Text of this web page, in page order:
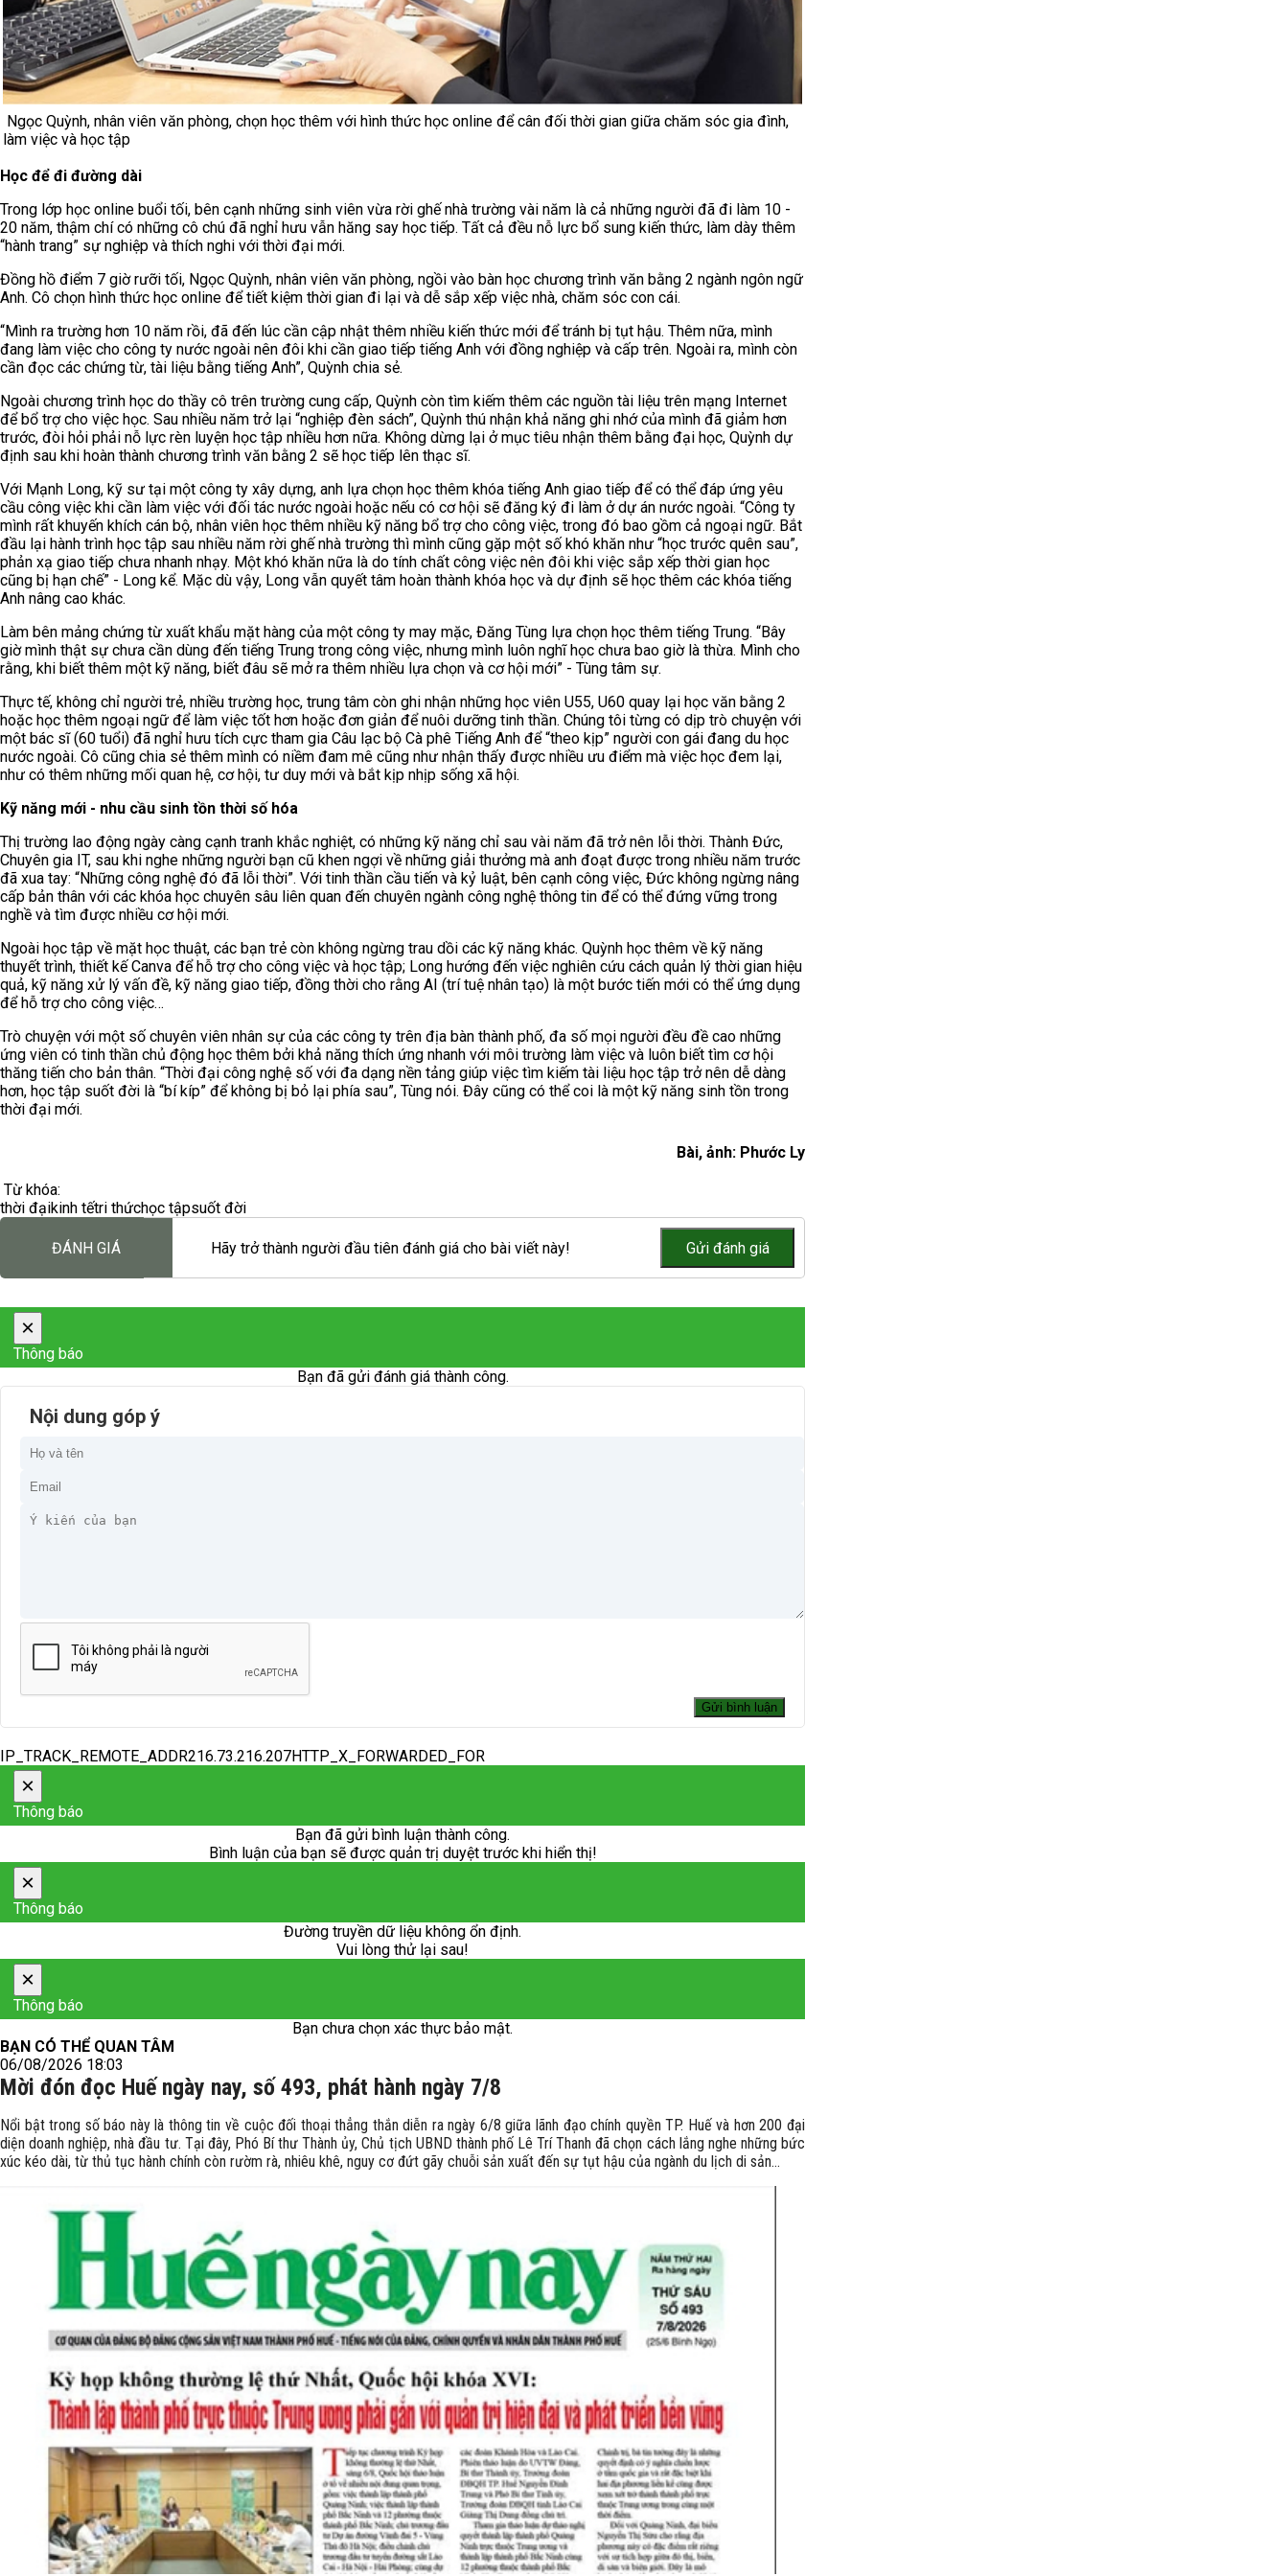
Ngọc Quỳnh, nhân viên văn phòng, chọn học thêm với hình thức học online để cân đối thời gian giữa chăm sóc gia đình,
làm việc và học tập
Học để đi đường dài
Trong lớp học online buổi tối, bên cạnh những sinh viên vừa rời ghế nhà trường vài năm là cả những người đã đi làm 10 -
20 năm, thậm chí có những cô chú đã nghỉ hưu vẫn hăng say học tiếp. Tất cả đều nỗ lực bổ sung kiến thức, làm dày thêm
“hành trang” sự nghiệp và thích nghi với thời đại mới.
Đồng hồ điểm 7 giờ rưỡi tối, Ngọc Quỳnh, nhân viên văn phòng, ngồi vào bàn học chương trình văn bằng 2 ngành ngôn ngữ
Anh. Cô chọn hình thức học online để tiết kiệm thời gian đi lại và dễ sắp xếp việc nhà, chăm sóc con cái.
“Mình ra trường hơn 10 năm rồi, đã đến lúc cần cập nhật thêm nhiều kiến thức mới để tránh bị tụt hậu. Thêm nữa, mình
đang làm việc cho công ty nước ngoài nên đôi khi cần giao tiếp tiếng Anh với đồng nghiệp và cấp trên. Ngoài ra, mình còn
cần đọc các chứng từ, tài liệu bằng tiếng Anh”, Quỳnh chia sẻ.
Ngoài chương trình học do thầy cô trên trường cung cấp, Quỳnh còn tìm kiếm thêm các nguồn tài liệu trên mạng Internet
để bổ trợ cho việc học. Sau nhiều năm trở lại “nghiệp đèn sách”, Quỳnh thú nhận khả năng ghi nhớ của mình đã giảm hơn
trước, đòi hỏi phải nỗ lực rèn luyện học tập nhiều hơn nữa. Không dừng lại ở mục tiêu nhận thêm bằng đại học, Quỳnh dự
định sau khi hoàn thành chương trình văn bằng 2 sẽ học tiếp lên thạc sĩ.
Với Mạnh Long, kỹ sư tại một công ty xây dựng, anh lựa chọn học thêm khóa tiếng Anh giao tiếp để có thể đáp ứng yêu
cầu công việc khi cần làm việc với đối tác nước ngoài hoặc nếu có cơ hội sẽ đăng ký đi làm ở dự án nước ngoài. “Công ty
mình rất khuyến khích cán bộ, nhân viên học thêm nhiều kỹ năng bổ trợ cho công việc, trong đó bao gồm cả ngoại ngữ. Bắt
đầu lại hành trình học tập sau nhiều năm rời ghế nhà trường thì mình cũng gặp một số khó khăn như “học trước quên sau”,
phản xạ giao tiếp chưa nhanh nhạy. Một khó khăn nữa là do tính chất công việc nên đôi khi việc sắp xếp thời gian học
cũng bị hạn chế” - Long kể. Mặc dù vậy, Long vẫn quyết tâm hoàn thành khóa học và dự định sẽ học thêm các khóa tiếng
Anh nâng cao khác.
Làm bên mảng chứng từ xuất khẩu mặt hàng của một công ty may mặc, Đăng Tùng lựa chọn học thêm tiếng Trung. “Bây
giờ mình thật sự chưa cần dùng đến tiếng Trung trong công việc, nhưng mình luôn nghĩ học chưa bao giờ là thừa. Mình cho
rằng, khi biết thêm một kỹ năng, biết đâu sẽ mở ra thêm nhiều lựa chọn và cơ hội mới” - Tùng tâm sự.
Thực tế, không chỉ người trẻ, nhiều trường học, trung tâm còn ghi nhận những học viên U55, U60 quay lại học văn bằng 2
hoặc học thêm ngoại ngữ để làm việc tốt hơn hoặc đơn giản để nuôi dưỡng tinh thần. Chúng tôi từng có dịp trò chuyện với
một bác sĩ (60 tuổi) đã nghỉ hưu tích cực tham gia Câu lạc bộ Cà phê Tiếng Anh để “theo kịp” người con gái đang du học
nước ngoài. Cô cũng chia sẻ thêm mình có niềm đam mê cũng như nhận thấy được nhiều ưu điểm mà việc học đem lại,
như có thêm những mối quan hệ, cơ hội, tư duy mới và bắt kịp nhịp sống xã hội.
Kỹ năng mới - nhu cầu sinh tồn thời số hóa
Thị trường lao động ngày càng cạnh tranh khắc nghiệt, có những kỹ năng chỉ sau vài năm đã trở nên lỗi thời. Thành Đức,
Chuyên gia IT, sau khi nghe những người bạn cũ khen ngợi về những giải thưởng mà anh đoạt được trong nhiều năm trước
đã xua tay: “Những công nghệ đó đã lỗi thời”. Với tinh thần cầu tiến và kỷ luật, bên cạnh công việc, Đức không ngừng nâng
cấp bản thân với các khóa học chuyên sâu liên quan đến chuyên ngành công nghệ thông tin để có thể đứng vững trong
nghề và tìm được nhiều cơ hội mới.
Ngoài học tập về mặt học thuật, các bạn trẻ còn không ngừng trau dồi các kỹ năng khác. Quỳnh học thêm về kỹ năng
thuyết trình, thiết kế Canva để hỗ trợ cho công việc và học tập; Long hướng đến việc nghiên cứu cách quản lý thời gian hiệu
quả, kỹ năng xử lý vấn đề, kỹ năng giao tiếp, đồng thời cho rằng AI (trí tuệ nhân tạo) là một bước tiến mới có thể ứng dụng
để hỗ trợ cho công việc…
Trò chuyện với một số chuyên viên nhân sự của các công ty trên địa bàn thành phố, đa số mọi người đều đề cao những
ứng viên có tinh thần chủ động học thêm bởi khả năng thích ứng nhanh với môi trường làm việc và luôn biết tìm cơ hội
thăng tiến cho bản thân. “Thời đại công nghệ số với đa dạng nền tảng giúp việc tìm kiếm tài liệu học tập trở nên dễ dàng
hơn, học tập suốt đời là “bí kíp” để không bị bỏ lại phía sau”, Tùng nói. Đây cũng có thể coi là một kỹ năng sinh tồn trong
thời đại mới.
Bài, ảnh: Phước Ly
Từ khóa:
thời đạikinh tếtri thứchọc tậpsuốt đời
ĐÁNH GIÁ Hãy trở thành người đầu tiên đánh giá cho bài viết này!
×
Thông báo
Bạn đã gửi đánh giá thành công.
Nội dung góp ý
IP_TRACK_REMOTE_ADDR216.73.216.207HTTP_X_FORWARDED_FOR
×
Thông báo
Bạn đã gửi bình luận thành công.
Bình luận của bạn sẽ được quản trị duyệt trước khi hiển thị!
×
Thông báo
Đường truyền dữ liệu không ổn định.
Vui lòng thử lại sau!
×
Thông báo
Bạn chưa chọn xác thực bảo mật.
BẠN CÓ THỂ QUAN TÂM
06/08/2026 18:03
Mời đón đọc Huế ngày nay, số 493, phát hành ngày 7/8
Nổi bật trong số báo này là thông tin về cuộc đối thoại thẳng thắn diễn ra ngày 6/8 giữa lãnh đạo chính quyền TP. Huế và hơn 200 đại
diện doanh nghiệp, nhà đầu tư. Tại đây, Phó Bí thư Thành ủy, Chủ tịch UBND thành phố Lê Trí Thanh đã chọn cách lắng nghe những bức
xúc kéo dài, từ thủ tục hành chính còn rườm rà, nhiêu khê, nguy cơ đứt gãy chuỗi sản xuất đến sự tụt hậu của ngành du lịch di sản...